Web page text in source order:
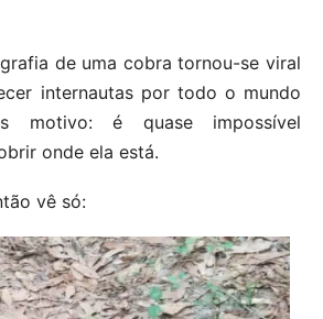
de uma cobra tornou-se viral
internautas por todo o mundo
motivo: é quase impossível
onde ela está.
vê só: